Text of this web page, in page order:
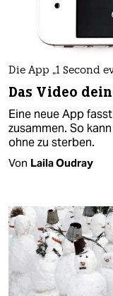
Die App „1 Second
Das Video
Eine neue App
zusammen. So
ohne zu sterben.
Von Laila Oudray